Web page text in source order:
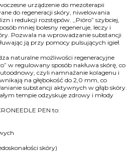
urządzenie do mezoterapii
do regeneracji skóry, niwelowania
i redukcji rozstępów. ,,Pióro” szybciej,
mniej bolesny regeneruje, leczy i
Pozwala na wprowadzanie substancji
ją przy pomocy pulsujących igieł.
naturalne możliwości regeneracyjne
w regulowany sposób nakłuwa skórę, co
czyli namnażanie kolagenu i
na głębokość do 2,0 mm, co
substancji aktywnych w głąb skóry.
tempie odzyskuje zdrowy i młody
PEN to:
skóry)